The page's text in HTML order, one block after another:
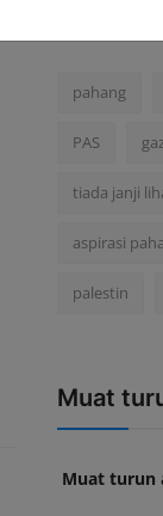
pahang
PAS
tiada janji
aspirasi
palestin
Muat
Muat turun